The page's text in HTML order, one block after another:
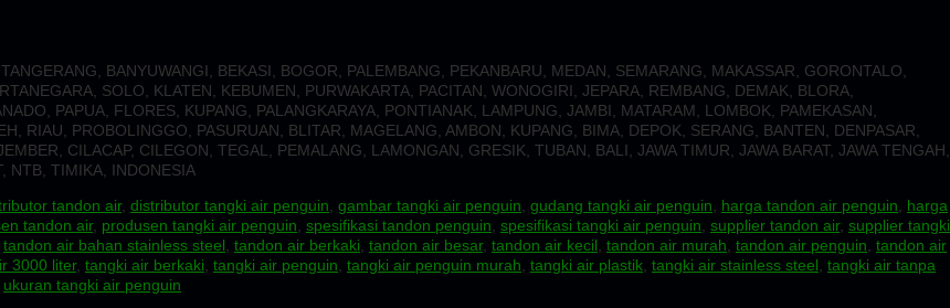
BANYUWANGI, BEKASI, BOGOR, PALEMBANG, PEKANBARU, MEDAN, SEMARANG, MAKASSAR, GORONTALO,
SOLO, KLATEN, KEBUMEN, PURWAKARTA, PACITAN, WONOGIRI, JEPARA, REMBANG, DEMAK, BLORA,
PAPUA, FLORES, KUPANG, PALANGKARAYA, PONTIANAK, LAMPUNG, JAMBI, MATARAM, LOMBOK, PAMEKASAN,
RIAU, PROBOLINGGO, PASURUAN, BLITAR, MAGELANG, AMBON, KUPANG, BIMA, DEPOK, SERANG, BANTEN, DENPASAR,
CILACAP, CILEGON, TEGAL, PEMALANG, LAMONGAN, GRESIK, TUBAN, BALI, JAWA TIMUR, JAWA BARAT, JAWA TENGAH,
NTB, TIMIKA, INDONESIA
tandon air, distributor tangki air penguin, gambar tangki air penguin, gudang tangki air penguin, harga tandon air penguin, harga
tandon air, produsen tangki air penguin, spesifikasi tandon penguin, spesifikasi tangki air penguin, supplier tandon air, supplier tangki
tandon air bahan stainless steel, tandon air berkaki, tandon air besar, tandon air kecil, tandon air murah, tandon air penguin, tandon air
3000 liter, tangki air berkaki, tangki air penguin, tangki air penguin murah, tangki air plastik, tangki air stainless steel, tangki air tanpa
ukuran tangki air penguin